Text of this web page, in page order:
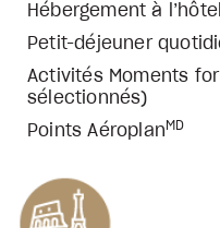
Hébergement à l’hôtel
Petit-déjeuner
Activités Moments
sélectionnés)
Points Aéroplan MD